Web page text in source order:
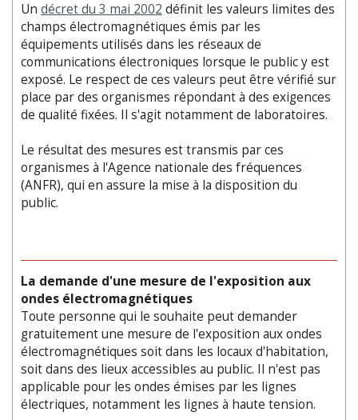
Un décret du 3 mai 2002 définit les valeurs limites des
champs électromagnétiques émis par les
équipements utilisés dans les réseaux de
communications électroniques lorsque le public y est
exposé. Le respect de ces valeurs peut être vérifié sur
place par des organismes répondant à des exigences
de qualité fixées. Il s'agit notamment de laboratoires.
Le résultat des mesures est transmis par ces
organismes à l'Agence nationale des fréquences
(ANFR), qui en assure la mise à la disposition du
public.
La demande d'une mesure de l'exposition aux
ondes électromagnétiques
Toute personne qui le souhaite peut demander
gratuitement une mesure de l'exposition aux ondes
électromagnétiques soit dans les locaux d'habitation,
soit dans des lieux accessibles au public. Il n'est pas
applicable pour les ondes émises par les lignes
électriques, notamment les lignes à haute tension.